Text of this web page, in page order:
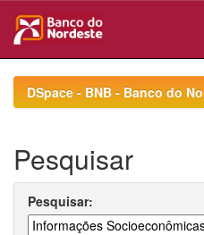
navigationDSpace - BNB - Banco do
Pesquisar
Pesquisar: